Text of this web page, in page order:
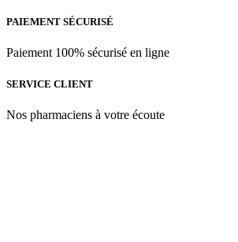
56.7g
PAIEMENT SÉCURISÉ
Paiement 100% sécurisé en ligne
SERVICE CLIENT
Nos pharmaciens à votre écoute